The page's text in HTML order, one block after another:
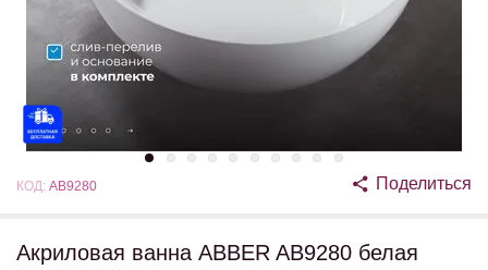
КОД: AB9280 Поделиться
Акриловая ванна ABBER AB9280 белая